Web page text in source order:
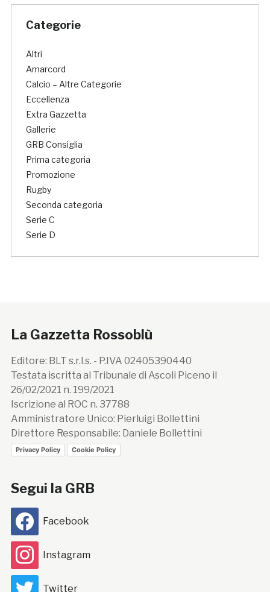
Categorie
Altri
Amarcord
Calcio – Altre Categorie
Eccellenza
Extra Gazzetta
Gallerie
GRB Consiglia
Prima categoria
Promozione
Rugby
Seconda categoria
Serie C
Serie D
La Gazzetta Rossoblù
Editore: BLT s.r.l.s. - P.IVA 02405390440
Testata iscritta al Tribunale di Ascoli Piceno il
26/02/2021 n. 199/2021
Iscrizione al ROC n. 37788
Amministratore Unico: Pierluigi Bollettini
Direttore Responsabile: Daniele Bollettini
Privacy Policy Cookie Policy
Segui la GRB
Facebook
Instagram
Twitter